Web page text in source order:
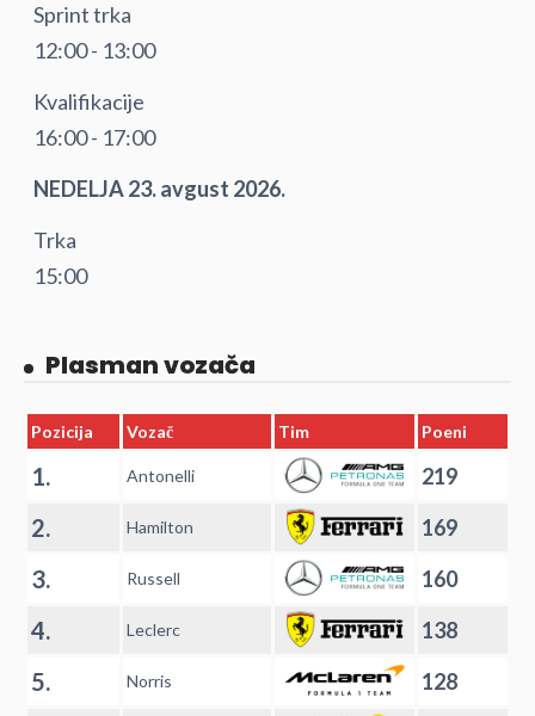
Sprint trka
12:00 - 13:00
Kvalifikacije
16:00 - 17:00
NEDELJA 23. avgust 2026.
Trka
15:00
Plasman vozača
Pozicija Vozač Tim Poeni
1. Antonelli 219
2. Hamilton 169
3. Russell 160
4. Leclerc 138
5. Norris 128